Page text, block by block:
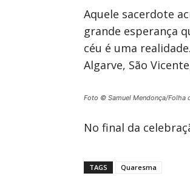
Aquele sacerdote
grande esperança
céu é uma
Algarve, São
Foto © Samuel Mendonça/Folha
No final da
TAGS Quaresma